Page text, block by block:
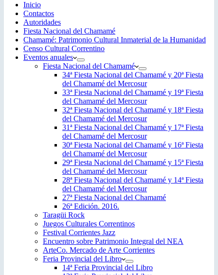
Inicio
Contactos
Autoridades
Fiesta Nacional del Chamamé
Chamamé: Patrimonio Cultural Inmaterial de la Humanidad
Censo Cultural Correntino
Eventos anuales
Fiesta Nacional del Chamamé
34ª Fiesta Nacional del Chamamé y 20ª Fiesta
del Chamamé del Mercosur
33ª Fiesta Nacional del Chamamé y 19ª Fiesta
del Chamamé del Mercosur
32ª Fiesta Nacional del Chamamé y 18ª Fiesta
del Chamamé del Mercosur
31ª Fiesta Nacional del Chamamé y 17ª Fiesta
del Chamamé del Mercosur
30ª Fiesta Nacional del Chamamé y 16ª Fiesta
del Chamamé del Mercosur
29ª Fiesta Nacional del Chamamé y 15ª Fiesta
del Chamamé del Mercosur
28ª Fiesta Nacional del Chamamé y 14ª Fiesta
del Chamamé del Mercosur
27ª Fiesta Nacional del Chamamé
26ª Edición. 2016.
Taragüi Rock
Juegos Culturales Correntinos
Festival Corrientes Jazz
Encuentro sobre Patrimonio Integral del NEA
ArteCo. Mercado de Arte Corrientes
Feria Provincial del Libro
14ª Feria Provincial del Libro